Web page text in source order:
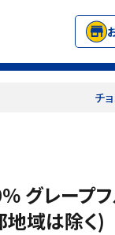
チ
％ グレー
域は除く)